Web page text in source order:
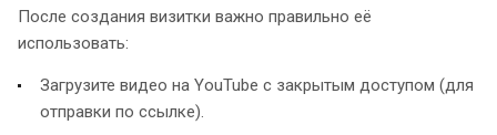
После создания визитки важно правильно её
использовать:
Загрузите видео на YouTube с закрытым доступом (для
отправки по ссылке).